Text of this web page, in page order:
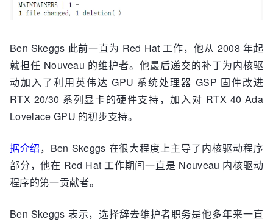
Ben Skeggs 此前一直为 Red Hat 工作，他从 2008 年起
就担任 Nouveau 的维护者。他最后递交的补丁为内核驱
动加入了利用英伟达 GPU 系统处理器 GSP 固件改进
RTX 20/30 系列显卡的硬件支持，加入对 RTX 40 Ada
Lovelace GPU 的初步支持。
据介绍，Ben Skeggs 在很大程度上主导了内核驱动程序
部分，他在 Red Hat 工作期间一直是 Nouveau 内核驱动
程序的第一贡献者。
Ben Skeggs 表示，选择辞去维护者职务是他多年来一直